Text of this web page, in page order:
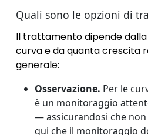
Quali sono le opzioni di
Il trattamento dipende
curva e da quanta crescita
generale:
Osservazione. Per le
è un monitoraggio
— assicurandosi che
qui che il monitoraggio